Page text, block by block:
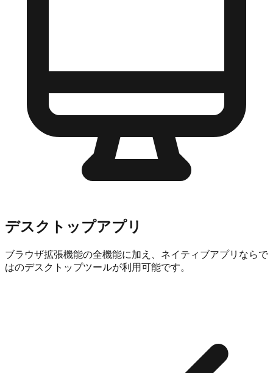
デスクトップアプリ
ブラウザ拡張機能の全機能に加え、ネイティブアプリならで
はのデスクトップツールが利用可能です。